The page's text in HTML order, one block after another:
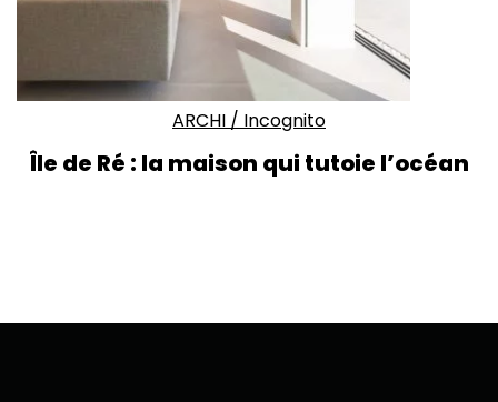
ARCHI / Incognito
Île de Ré : la maison qui tutoie l’océan